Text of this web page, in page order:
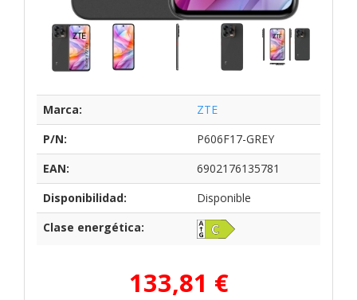
Marca:
ZTE
P/N:
P606F17-GREY
EAN:
6902176135781
Disponibilidad:
Disponible
Clase energética:
133,81 €